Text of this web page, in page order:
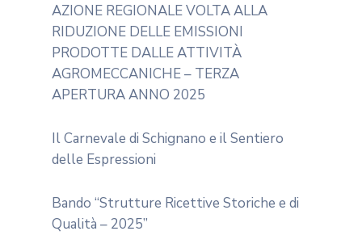
AZIONE REGIONALE VOLTA ALLA
RIDUZIONE DELLE EMISSIONI
PRODOTTE DALLE ATTIVITÀ
AGROMECCANICHE – TERZA
APERTURA ANNO 2025
Il Carnevale di Schignano e il Sentiero
delle Espressioni
Bando “Strutture Ricettive Storiche e di
Qualità – 2025”